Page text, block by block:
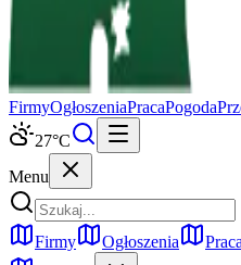
FirmyOgłoszeniaPracaPogoda
27°C
Menu
Firmy Ogłoszenia Praca